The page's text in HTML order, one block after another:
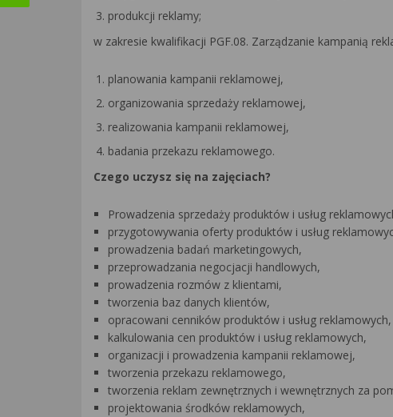
produkcji reklamy;
w zakresie kwalifikacji PGF.08. Zarządzanie kampanią
planowania kampanii reklamowej,
organizowania sprzedaży reklamowej,
realizowania kampanii reklamowej,
badania przekazu reklamowego.
Czego uczysz się na zajęciach?
Prowadzenia sprzedaży produktów i usług
przygotowywania oferty produktów i usług
prowadzenia badań marketingowych,
przeprowadzania negocjacji handlowych,
prowadzenia rozmów z klientami,
tworzenia baz danych klientów,
opracowani cenników produktów i usług reklamowych,
kalkulowania cen produktów i usług reklamowych,
organizacji i prowadzenia kampanii reklamowej,
tworzenia przekazu reklamowego,
tworzenia reklam zewnętrznych i wewnętrznych za
projektowania środków reklamowych,